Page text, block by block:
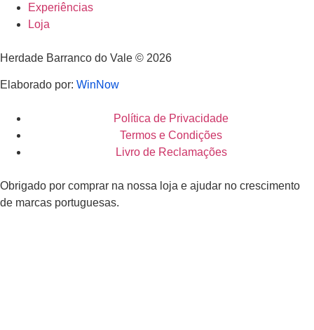
Experiências
Loja
Herdade Barranco do Vale © 2026
Elaborado por: WinNow
Política de Privacidade
Termos e Condições
Livro de Reclamações
Obrigado por comprar na nossa loja e ajudar no crescimento
de marcas portuguesas.